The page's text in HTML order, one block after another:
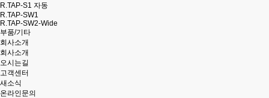
R.TAP-S1 자동
R.TAP-SW1
R.TAP-SW2-Wide
부품/기타
회사소개
회사소개
오시는길
고객센터
새소식
온라인문의